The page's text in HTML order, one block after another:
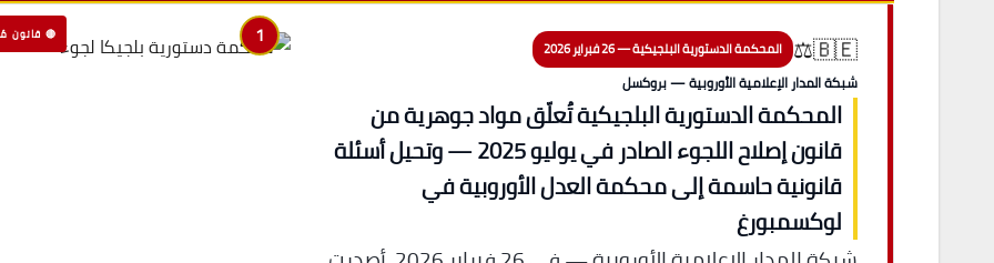
1 🔴 قانون 🇧🇪⚖️ المحكمة الدستورية البلجيكية — 26 فبراير 2026
شبكة المدار الإعلامية الأوروبية — بروكسل
المحكمة الدستورية البلجيكية تُعلّق مواد جوهرية من
قانون إصلاح اللجوء الصادر في يوليو 2025 — وتحيل أسئلة
قانونية حاسمة إلى محكمة العدل الأوروبية في
لوكسمبورغ